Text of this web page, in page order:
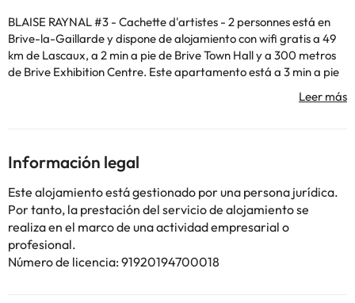
BLAISE RAYNAL #3 - Cachette d'artistes - 2 personnes está en
Brive-la-Gaillarde y dispone de alojamiento con wifi gratis a 49
km de Lascaux, a 2 min a pie de Brive Town Hall y a 300 metros
de Brive Exhibition Centre. Este apartamento está a 3 min a pie
de Brive Media Centre y a 400 metros de Brive Commercial
apartamento. Coiroux-Aubazine Golf está a 21 km del
alojamiento. El aeropuerto (Aeropuerto Brive-La Roche) está a
20 km.
En este alojamiento no se pueden celebrar despedidas de soltero
o soltera ni fiestas similares.
Algunos de los servicios detallados pueden ser de pago. Puedes
Información legal
Este alojamiento está gestionado por una persona jurídica.
Por tanto, la prestación del servicio de alojamiento se
realiza en el marco de una actividad empresarial o
profesional.
Número de licencia: 91920194700018